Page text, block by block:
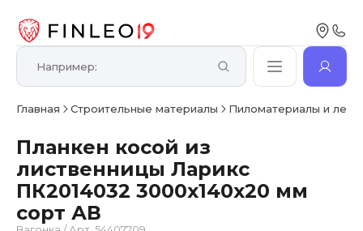
Главная Строительные материалы Пиломатериалы и
Планкен косой из
лиственницы Ларикс
ПК2014032 3000х140х20 мм
сорт АВ